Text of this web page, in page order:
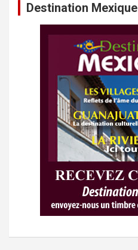
Destination Mexique